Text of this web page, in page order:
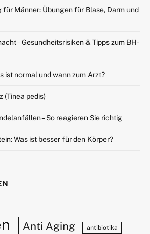
Männer: Übungen für Blase, Darm und
– Gesundheitsrisiken & Tipps zum BH-
ist normal und wann zum Arzt?
(Tinea pedis)
– So reagieren Sie richtig
Was ist besser für den Körper?
Anti Aging antibiotika